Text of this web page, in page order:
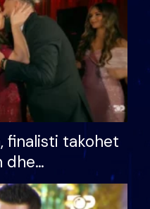
finalisti takohet
dhe
ndonjë letër